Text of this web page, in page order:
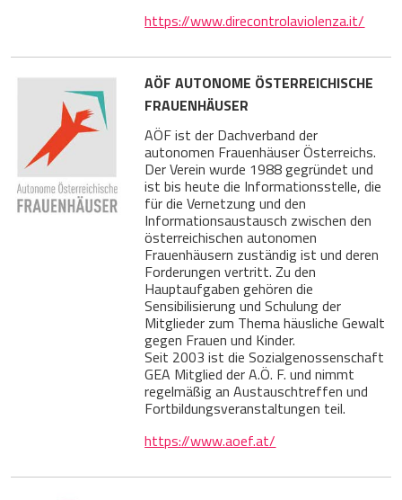
https://www.direcontrolaviolenza.it/
AÖF AUTONOME ÖSTERREICHISCHE
FRAUENHÄUSER
AÖF ist der Dachverband der
autonomen Frauenhäuser Österreichs.
Der Verein wurde 1988 gegründet und
ist bis heute die Informationsstelle, die
für die Vernetzung und den
Informationsaustausch zwischen den
österreichischen autonomen
Frauenhäusern zuständig ist und deren
Forderungen vertritt. Zu den
Hauptaufgaben gehören die
Sensibilisierung und Schulung der
Mitglieder zum Thema häusliche Gewalt
gegen Frauen und Kinder.
Seit 2003 ist die Sozialgenossenschaft
GEA Mitglied der A.Ö. F. und nimmt
regelmäßig an Austauschtreffen und
Fortbildungsveranstaltungen teil.
https://www.aoef.at/